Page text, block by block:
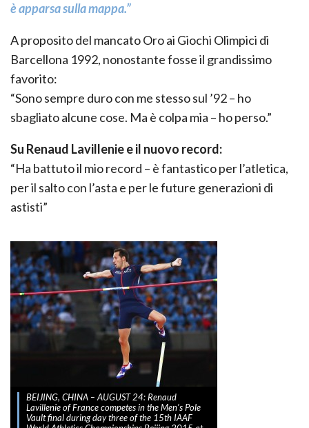
è apparsa sulla mappa.”
A proposito del mancato Oro ai Giochi Olimpici di
Barcellona 1992, nonostante fosse il grandissimo
favorito:
“Sono sempre duro con me stesso sul ’92 – ho
sbagliato alcune cose. Ma è colpa mia – ho perso.”
Su Renaud Lavillenie e il nuovo record:
“Ha battuto il mio record – è fantastico per l’atletica,
per il salto con l’asta e per le future generazioni di
astisti”
BEIJING, CHINA – AUGUST 24: Renaud
Lavillenie of France competes in the Men’s Pole
Vault final during day three of the 15th IAAF